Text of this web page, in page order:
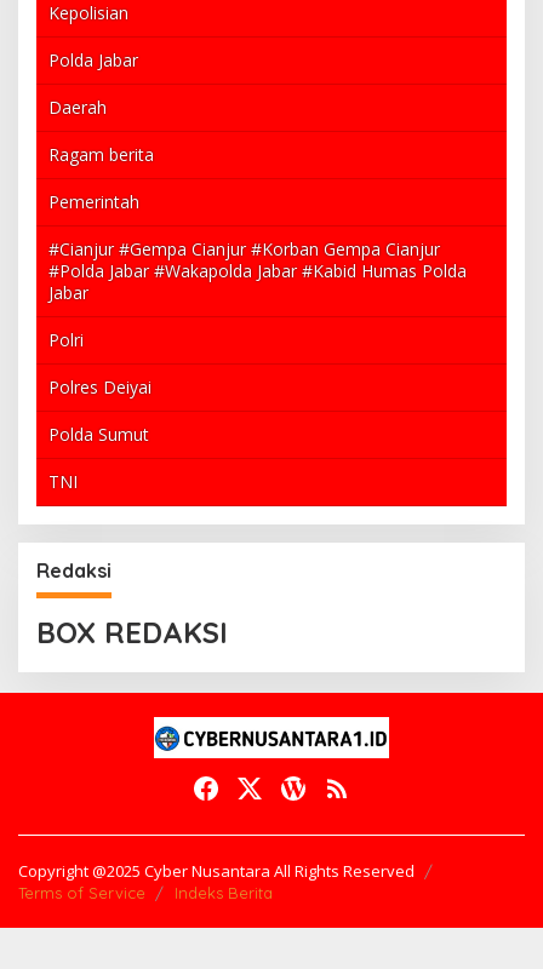
Kepolisian
Polda Jabar
Daerah
Ragam berita
Pemerintah
#Cianjur #Gempa Cianjur #Korban Gempa Cianjur
#Polda Jabar #Wakapolda Jabar #Kabid Humas Polda
Jabar
Polri
Polres Deiyai
Polda Sumut
TNI
Redaksi
BOX REDAKSI
Copyright @2025 Cyber Nusantara All Rights Reserved
Terms of Service Indeks Berita